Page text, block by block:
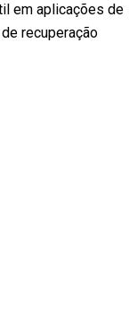
em aplicações de
recuperação